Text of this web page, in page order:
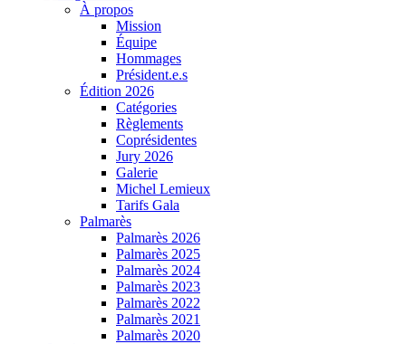
À propos
Mission
Équipe
Hommages
Président.e.s
Édition 2026
Catégories
Règlements
Coprésidentes
Jury 2026
Galerie
Michel Lemieux
Tarifs Gala
Palmarès
Palmarès 2026
Palmarès 2025
Palmarès 2024
Palmarès 2023
Palmarès 2022
Palmarès 2021
Palmarès 2020